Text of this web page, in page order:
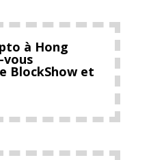
à Hong
vous
BlockShow et